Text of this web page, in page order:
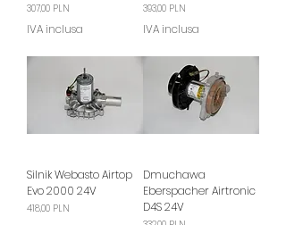
Prezzo
307,00 PLN
IVA inclusa
Prezzo
393,00 PLN
IVA inclusa
Silnik Webasto Airtop
Evo 2000 24V
Prezzo
418,00 PLN
Dmuchawa
Eberspacher Airtronic
D4S 24V